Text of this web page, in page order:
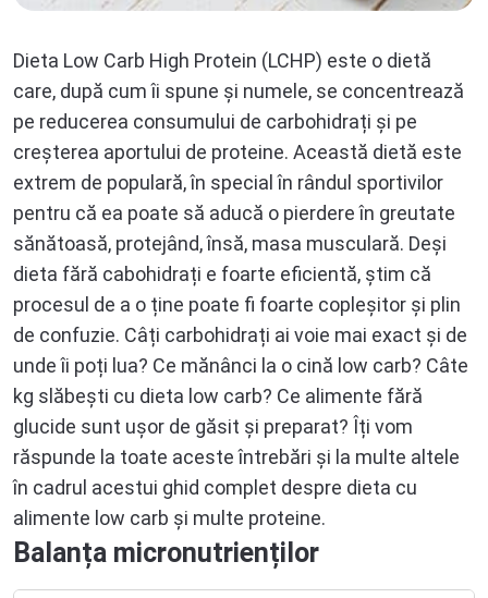
Dieta Low Carb High Protein (LCHP) este o dietă
care, după cum îi spune și numele, se concentrează
pe reducerea consumului de carbohidrați și pe
creșterea aportului de proteine. Această dietă este
extrem de populară, în special în rândul sportivilor
pentru că ea poate să aducă o pierdere în greutate
sănătoasă, protejând, însă, masa musculară. Deși
dieta fără cabohidrați e foarte eficientă, știm că
procesul de a o ține poate fi foarte copleșitor și plin
de confuzie. Câți carbohidrați ai voie mai exact și de
unde îi poți lua? Ce mănânci la o cină low carb? Câte
kg slăbești cu dieta low carb? Ce alimente fără
glucide sunt ușor de găsit și preparat? Îți vom
răspunde la toate aceste întrebări și la multe altele
în cadrul acestui ghid complet despre dieta cu
alimente low carb și multe proteine.
Balanța micronutrienților